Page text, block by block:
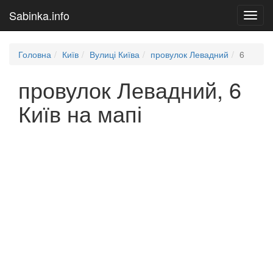
Sabinka.info
Головна Київ Вулиці Київа провулок Левадний 6
провулок Левадний, 6
Київ на мапі